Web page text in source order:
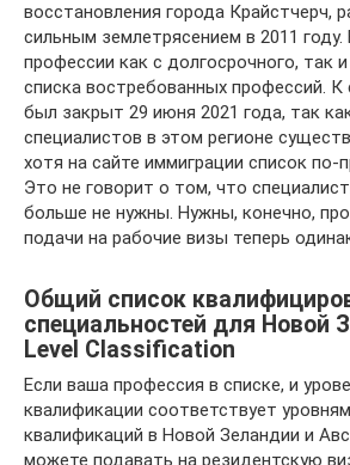
восстановления города Крайстчерч,
сильным землетрясением в 2011 году.
профессии как с долгосрочного, так
списка востребованных профессий.
был закрыт 29 июня 2021 года, так
специалистов в этом регионе
хотя на сайте иммиграции список по-
Это не говорит о том, что
больше не нужны. Нужны, конечно,
подачи на рабочие визы теперь
Общий список
специальностей для Новой
Level Classification
Если ваша профессия в списке, и
квалификации соответствует
квалификаций в Новой Зеландии и
можете подавать на резидентскую